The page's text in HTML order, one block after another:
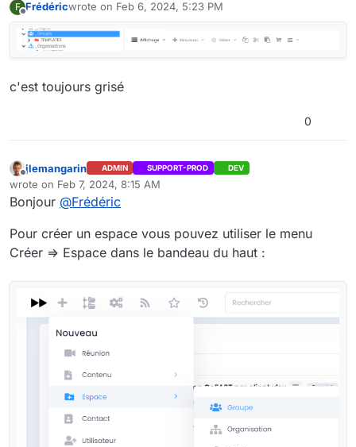
F Frédéricwrote on Feb 6, 2024, 5:23 PM
last edited by Frédéric Feb 6, 2024, 6:23 PM
c'est toujours grisé
0
Offline
jlemangarin ADMIN SUPPORT-PROD DEV
wrote on Feb 7, 2024, 8:15 AM
last edited by
Bonjour @Frédéric
Pour créer un espace vous pouvez utiliser le menu
Créer => Espace dans le bandeau du haut :